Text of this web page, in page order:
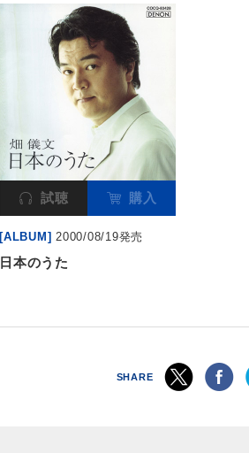
試聴 購入
[ALBUM] 2000/08/19発売
日本のうた
SHARE